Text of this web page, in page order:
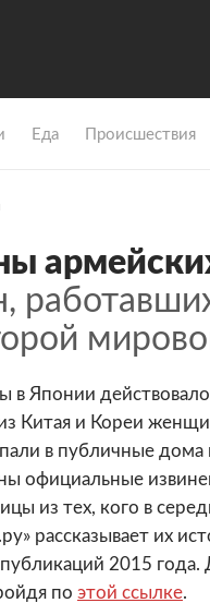
Еда Происшествия
в Японии
Китая и Кореи
в публичные дома
официальные
из тех, кого в
рассказывает их
2015
по этой ссылке.